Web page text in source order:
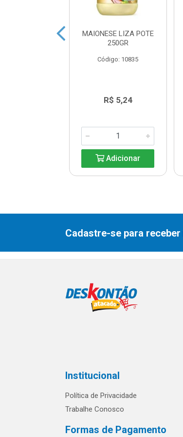
MAIONESE LIZA POTE
250GR
Código: 10835
R$ 5,24
Adicionar
Cadastre-se para
Institucional
Política de Privacidade
Trabalhe Conosco
Formas de Pagamento